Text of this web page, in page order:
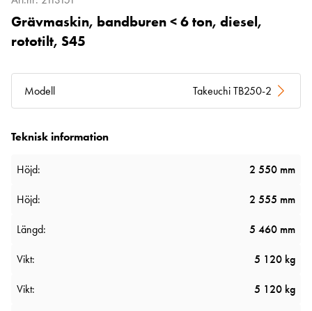
Grävmaskin, bandburen < 6 ton, diesel,
rototilt, S45
Modell Takeuchi TB250-2
Teknisk information
Höjd: 2 550 mm
Höjd: 2 555 mm
Längd: 5 460 mm
Vikt: 5 120 kg
Vikt: 5 120 kg